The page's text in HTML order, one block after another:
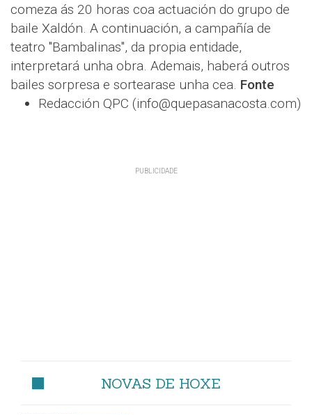
comeza ás 20 horas coa actuación do grupo de
baile Xaldón. A continuación, a campañía de
teatro "Bambalinas", da propia entidade,
interpretará unha obra. Ademais, haberá outros
bailes sorpresa e sortearase unha cea. Fonte
Redacción QPC (info@quepasanacosta.com)
NOVAS DE HOXE